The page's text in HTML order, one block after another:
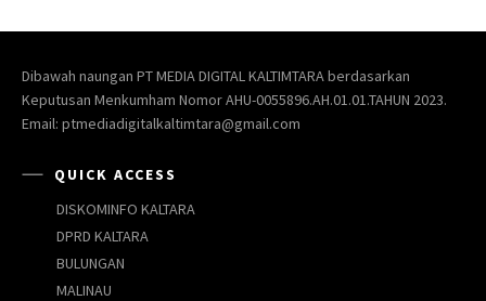
Dibawah naungan PT MEDIA DIGITAL KALTIMTARA berdasarkan
Keputusan Menkumham Nomor AHU-0055896.AH.01.01.TAHUN 2023.
Email: ptmediadigitalkaltimtara@gmail.com
QUICK ACCESS
DISKOMINFO KALTARA
DPRD KALTARA
BULUNGAN
MALINAU